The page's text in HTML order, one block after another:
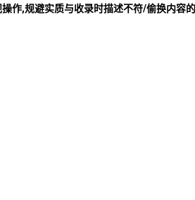
作,规避实质与收录时描述不符/偷换内容的